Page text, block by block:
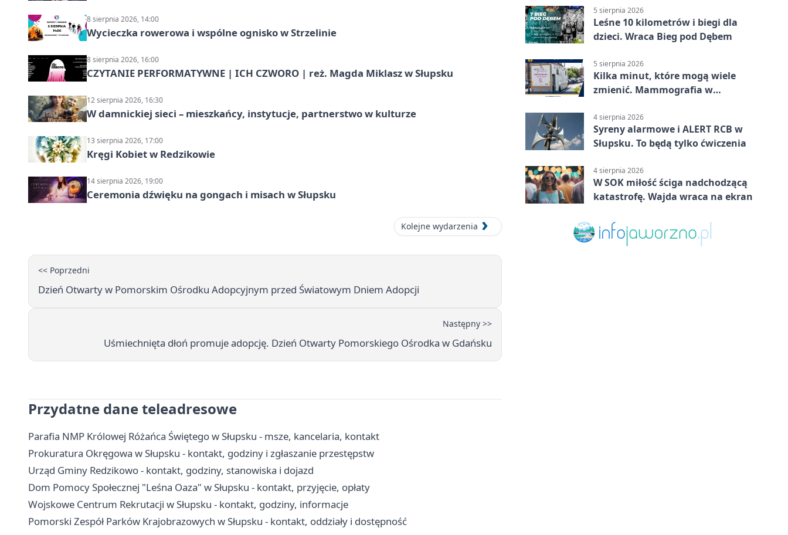
8 sierpnia 2026, 14:00
Wycieczka rowerowa i wspólne ognisko w Strzelinie
8 sierpnia 2026, 16:00
CZYTANIE PERFORMATYWNE | ICH CZWORO | reż. Magda Miklasz w Słupsku
12 sierpnia 2026, 16:30
W damnickiej sieci – mieszkańcy, instytucje, partnerstwo w kulturze
13 sierpnia 2026, 17:00
Kręgi Kobiet w Redzikowie
14 sierpnia 2026, 19:00
Ceremonia dźwięku na gongach i misach w Słupsku
Kolejne wydarzenia
<< Poprzedni
Dzień Otwarty w Pomorskim Ośrodku Adopcyjnym przed Światowym Dniem Adopcji
Następny >>
Uśmiechnięta dłoń promuje adopcję. Dzień Otwarty Pomorskiego Ośrodka w Gdańsku
Przydatne dane teleadresowe
Parafia NMP Królowej Różańca Świętego w Słupsku - msze, kancelaria, kontakt
Prokuratura Okręgowa w Słupsku - kontakt, godziny i zgłaszanie przestępstw
Urząd Gminy Redzikowo - kontakt, godziny, stanowiska i dojazd
Dom Pomocy Społecznej "Leśna Oaza" w Słupsku - kontakt, przyjęcie, opłaty
Wojskowe Centrum Rekrutacji w Słupsku - kontakt, godziny, informacje
Pomorski Zespół Parków Krajobrazowych w Słupsku - kontakt, oddziały i dostępność
5 sierpnia 2026
Leśne 10 kilometrów i biegi dla
dzieci. Wraca Bieg pod Dębem
5 sierpnia 2026
Kilka minut, które mogą wiele
zmienić. Mammografia w
4 sierpnia 2026
Syreny alarmowe i ALERT RCB w
Słupsku. To będą tylko ćwiczenia
4 sierpnia 2026
W SOK miłość ściga nadchodzącą
katastrofę. Wajda wraca na ekran